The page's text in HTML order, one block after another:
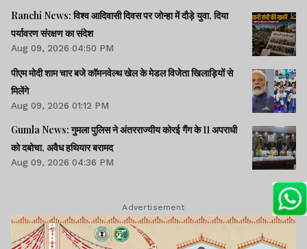
Ranchi News: विश्व आदिवासी दिवस पर जोन्हा में दौड़े युवा, दिया
पर्यावरण संरक्षण का संदेश
Aug 09, 2026 04:50 PM
पीएम मोदी शाम चार बजे कॉमनवेल्थ खेल के मेडल विजेता खिलाड़ियों से
मिलेंगे
Aug 09, 2026 01:12 PM
Gumla News: गुमला पुलिस ने अंतरराज्यीय कोरई गैंग के 11 अपराधी
को दबोचा, अवैध हथियार बरामद
Aug 09, 2026 04:36 PM
Advertisement